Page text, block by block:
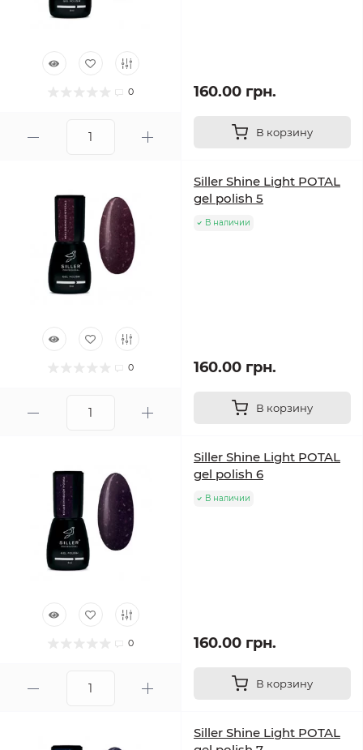
0 160.00 грн.
В корзину
0
Siller Shine Light POTAL
gel polish 5
В наличии
160.00 грн.
В корзину
0
Siller Shine Light POTAL
gel polish 6
В наличии
160.00 грн.
В корзину
Siller Shine Light POTAL